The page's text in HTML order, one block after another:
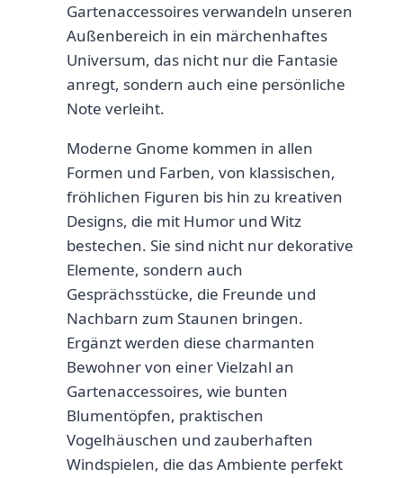
Gartenaccessoires verwandeln unseren
Außenbereich in ein märchenhaftes
Universum, das nicht nur die Fantasie
anregt, sondern auch eine persönliche
Note verleiht.
Moderne Gnome kommen in allen
Formen und Farben, von klassischen,
fröhlichen Figuren bis hin zu kreativen
Designs, die mit Humor und Witz
bestechen. Sie sind nicht nur dekorative
Elemente, sondern auch
Gesprächsstücke, die Freunde und
Nachbarn zum Staunen bringen.
Ergänzt werden diese charmanten
Bewohner von einer Vielzahl an
Gartenaccessoires, wie bunten
Blumentöpfen, praktischen
Vogelhäuschen und zauberhaften
Windspielen, die das Ambiente perfekt